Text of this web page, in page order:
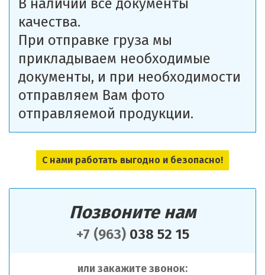
Позвоните нам
+7 (963)038 52 15
или закажите звонок:
В наличии все документы
качества.
При отправке груза мы
прикладываем необходимые
документы, и при необходимости
отправляем Вам фото
отправляемой продукции.
С нами работать выгодно и безопасно!